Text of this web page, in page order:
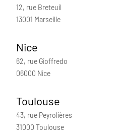
12, rue Breteuil
13001 Marseille
Nice
62, rue Gioffredo
06000 Nice
Toulouse
43, rue Peyrolières
31000 Toulouse